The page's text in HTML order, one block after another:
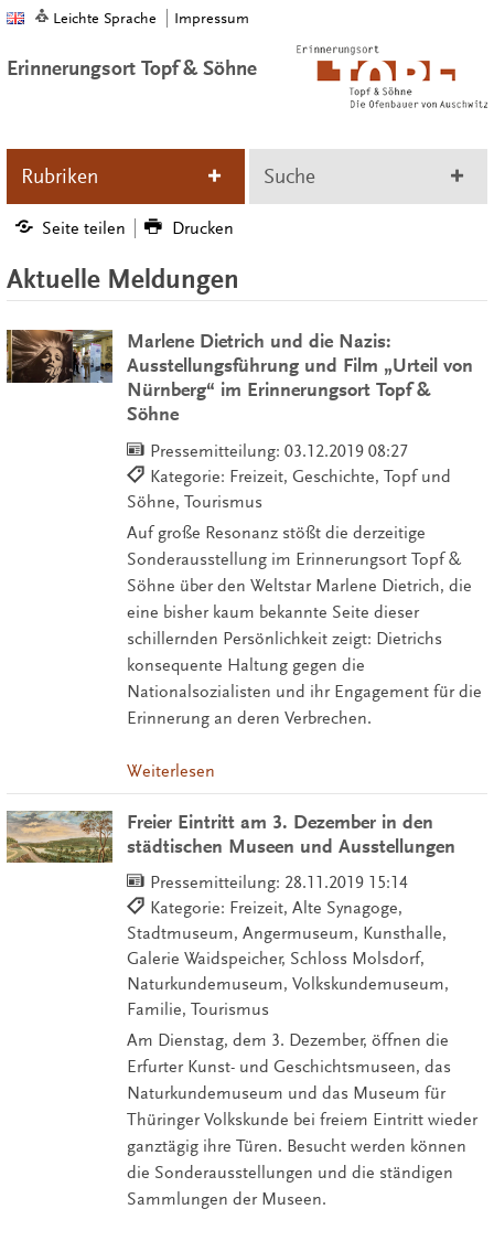
Leichte Sprache Impressum
Erinnerungsort Topf & Söhne
Rubriken Suche
Seite teilen Drucken
Aktuelle Meldungen
Marlene Dietrich und die Nazis:
Ausstellungsführung und Film „Urteil von
Nürnberg“ im Erinnerungsort Topf &
Söhne
Pressemitteilung: 03.12.2019 08:27
Kategorie: Freizeit, Geschichte, Topf und
Söhne, Tourismus
Auf große Resonanz stößt die derzeitige
Sonderausstellung im Erinnerungsort Topf &
Söhne über den Weltstar Marlene Dietrich, die
eine bisher kaum bekannte Seite dieser
schillernden Persönlichkeit zeigt: Dietrichs
konsequente Haltung gegen die
Nationalsozialisten und ihr Engagement für die
Erinnerung an deren Verbrechen.
Weiterlesen
Freier Eintritt am 3. Dezember in den
städtischen Museen und Ausstellungen
Pressemitteilung: 28.11.2019 15:14
Kategorie: Freizeit, Alte Synagoge,
Stadtmuseum, Angermuseum, Kunsthalle,
Galerie Waidspeicher, Schloss Molsdorf,
Naturkundemuseum, Volkskundemuseum,
Familie, Tourismus
Am Dienstag, dem 3. Dezember, öffnen die
Erfurter Kunst- und Geschichtsmuseen, das
Naturkundemuseum und das Museum für
Thüringer Volkskunde bei freiem Eintritt wieder
ganztägig ihre Türen. Besucht werden können
die Sonderausstellungen und die ständigen
Sammlungen der Museen.